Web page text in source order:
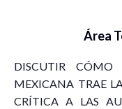
Área
DISCUTIR
MEXICANA TRAE
CRÍTICA A LAS